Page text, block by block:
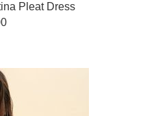
Pleat Dress